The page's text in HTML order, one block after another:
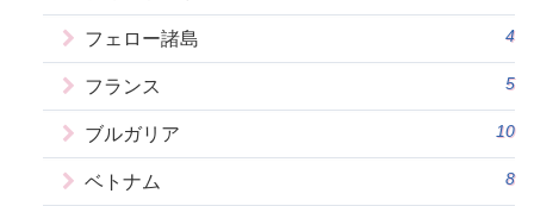
フェロー諸島 4
フランス 5
ブルガリア 10
ベトナム 8